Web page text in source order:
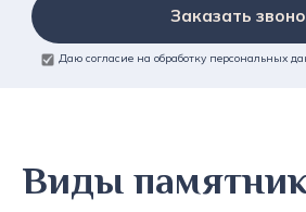
Заказать
Даю согласие на обработку персональных
Виды